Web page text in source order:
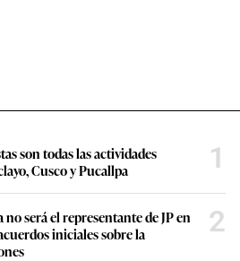
son todas las actividades
Cusco y Pucallpa
1
será el representante de JP en
iniciales sobre la
2